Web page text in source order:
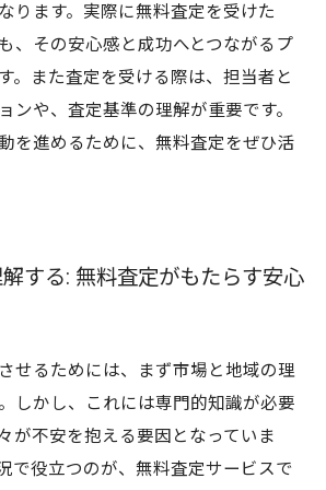
ります。実際に無料査定を受けた
、その安心感と成功へとつながるプ
。また査定を受ける際は、担当者と
ンや、査定基準の理解が重要です。
を進めるために、無料査定をぜひ活
する: 無料査定がもたらす安心
せるためには、まず市場と地域の理
しかし、これには専門的知識が必要
が不安を抱える要因となっていま
で役立つのが、無料査定サービスで